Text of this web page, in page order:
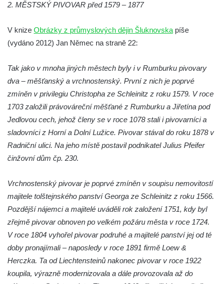
2. MĚSTSKÝ PIVOVAR před 1579 – 1877
V knize Obrázky z průmyslových dějin Šluknovska píše
(vydáno 2012) Jan Němec na straně 22:
Tak jako v mnoha jiných městech byly i v Rumburku pivovary
dva – měšťanský a vrchnostenský. První z nich je poprvé
zmíněn v privilegiu Christopha ze Schleinitz z roku 1579. V roce
1703 založili právováreční měšťané z Rumburku a Jiřetína pod
Jedlovou cech, jehož členy se v roce 1078 stali i pivovarníci a
sladovníci z Horní a Dolní Lužice. Pivovar stával do roku 1878 v
Radniční ulici. Na jeho místě postavil podnikatel Julius Pfeifer
činžovní dům čp. 230.
Vrchnostenský pivovar je poprvé zmíněn v soupisu nemovitostí
majitele tolštejnského panství Georga ze Schleinitz z roku 1566.
Pozdější nájemci a majitelé uváděli rok založení 1751, kdy byl
zřejmě pivovar obnoven po velkém požáru města v roce 1724.
V roce 1804 vyhořel pivovar podruhé a majitelé panství jej od té
doby pronajímali – naposledy v roce 1891 firmě Loew &
Herczka. Ta od Liechtensteinů nakonec pivovar v roce 1922
koupila, výrazně modernizovala a dále provozovala až do